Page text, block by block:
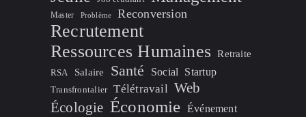
Master Problème Reconversion
Recrutement
Ressources Humaines Retraite
RSA Salaire Santé Social Startup
Transfrontalier Télétravail Web
Écologie Économie Événement